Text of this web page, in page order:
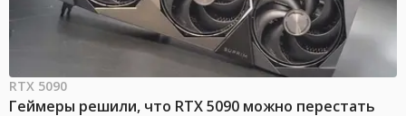
RTX 5090
Геймеры решили, что RTX 5090 можно перестать